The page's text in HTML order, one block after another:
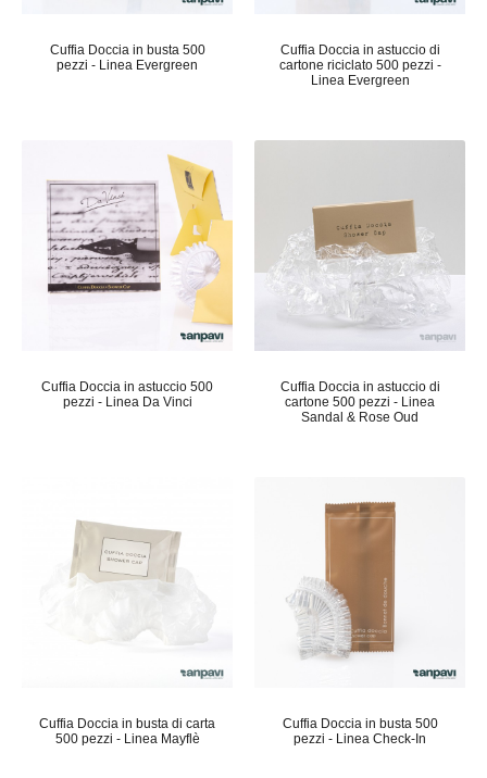
Cuffia Doccia in busta 500
pezzi - Linea Evergreen
Cuffia Doccia in astuccio di
cartone riciclato 500 pezzi -
Linea Evergreen
Cuffia Doccia in astuccio 500
pezzi - Linea Da Vinci
Cuffia Doccia in astuccio di
cartone 500 pezzi - Linea
Sandal & Rose Oud
Cuffia Doccia in busta di carta
500 pezzi - Linea Mayflè
Cuffia Doccia in busta 500
pezzi - Linea Check-In